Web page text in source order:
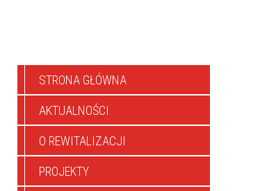
STRONA GŁÓWNA
AKTUALNOŚCI
O REWITALIZACJI
PROJEKTY